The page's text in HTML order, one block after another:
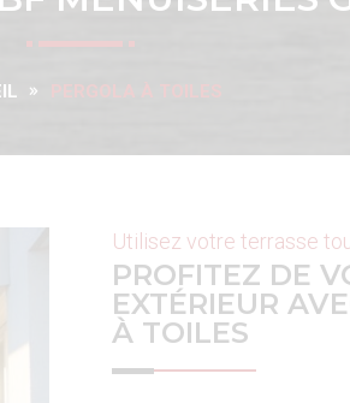
PERGOLA À TOILES
Utilisez votre terrasse
PROFITEZ DE
EXTÉRIEUR
À TOILES